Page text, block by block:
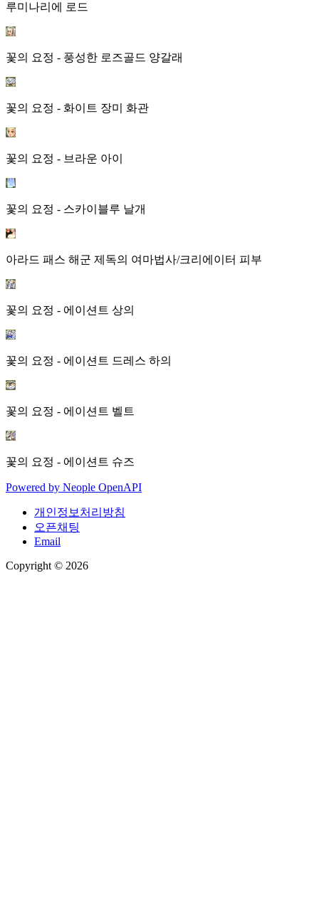
루미나리에 로드
꽃의 요정 - 풍성한 로즈골드 양갈래
꽃의 요정 - 화이트 장미 화관
꽃의 요정 - 브라운 아이
꽃의 요정 - 스카이블루 날개
아라드 패스 해군 제독의 여마법사/크리에이터 피부
꽃의 요정 - 에이션트 상의
꽃의 요정 - 에이션트 드레스 하의
꽃의 요정 - 에이션트 벨트
꽃의 요정 - 에이션트 슈즈
Powered by Neople OpenAPI
개인정보처리방침
오픈채팅
Email
Copyright © 2026